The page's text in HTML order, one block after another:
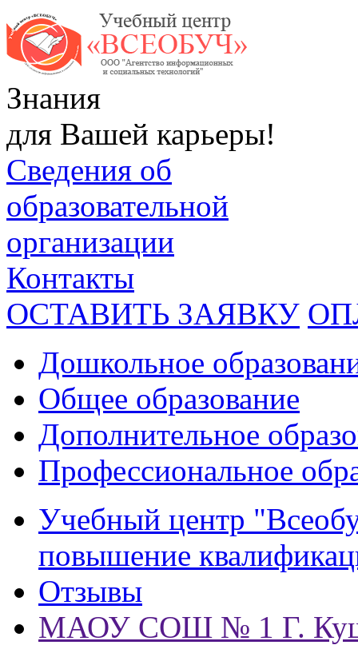
Знания
для Вашей карьеры!
Сведения об
образовательной
организации
Контакты
ОСТАВИТЬ ЗАЯВКУ
Дошкольное
Общее образование
Дополнительное
Профессиональное
Учебный центр
повышение
Отзывы
МАОУ СОШ № 1 Г.